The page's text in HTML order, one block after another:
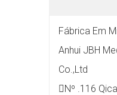
Fábrica Em
Anhui JBH
Co.,Ltd
Nº .116